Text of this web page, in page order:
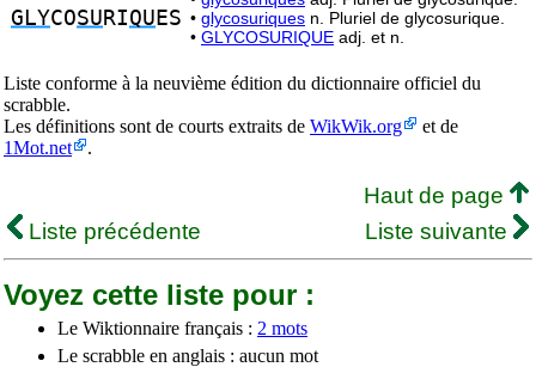
GLYCOSU RIQU ES • glycosuriques n. Pluriel de glycosurique.
• GLYCOSURIQUE adj. et n.
Liste conforme à la neuvième édition du dictionnaire officiel du
scrabble.
Les définitions sont de courts extraits de WikWik.org
et de
1Mot.net
.
Haut de page
Liste précédente
Liste suivante
Voyez cette liste pour :
Le Wiktionnaire français : 2 mots
Le scrabble en anglais : aucun mot